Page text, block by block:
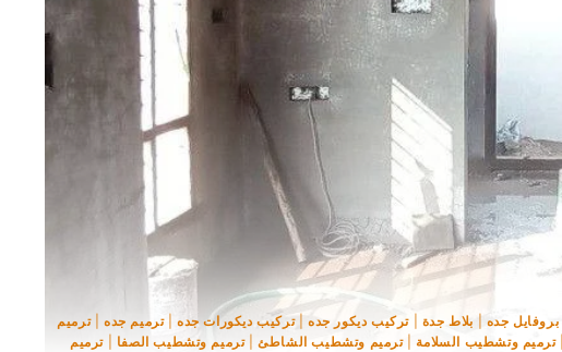
بروفايل جده بلاط جدة |تركيب ديكور جده|تركيب ديكورات جده|ترميم جده |ترميم
|ترميم وتشطيب السلامة |ترميم وتشطيب الشاطئ|ترميم وتشطيب الصفا |ترميم